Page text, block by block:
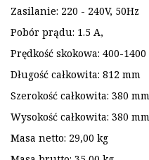
Zasilanie: 220 - 240V, 50Hz
Pobór prądu: 1.5 A,
Prędkość skokowa: 400-
Długość całkowita: 812 mm
Szerokość całkowita: 380 mm
Wysokość całkowita: 380 mm
Masa netto: 29,00 kg